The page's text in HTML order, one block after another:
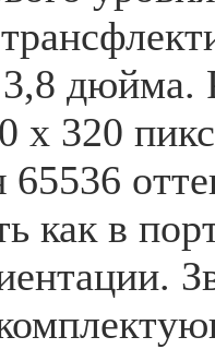
дюйма.
x 320
как в